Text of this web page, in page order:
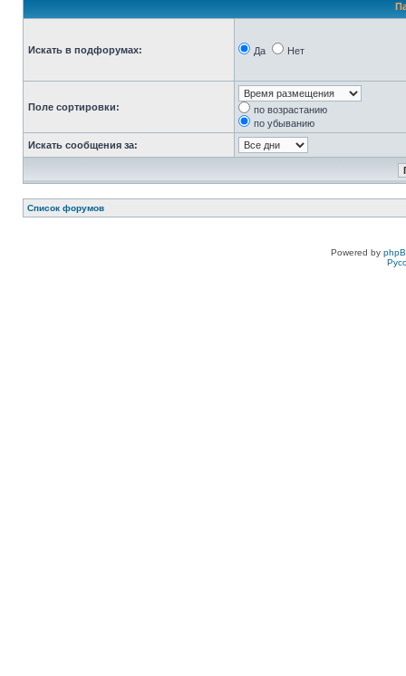
Искать в подфорумах: Да Нет
Поле сортировки:
по возрастанию
по убыванию
Искать сообщения за:
Список форумов
Powered by